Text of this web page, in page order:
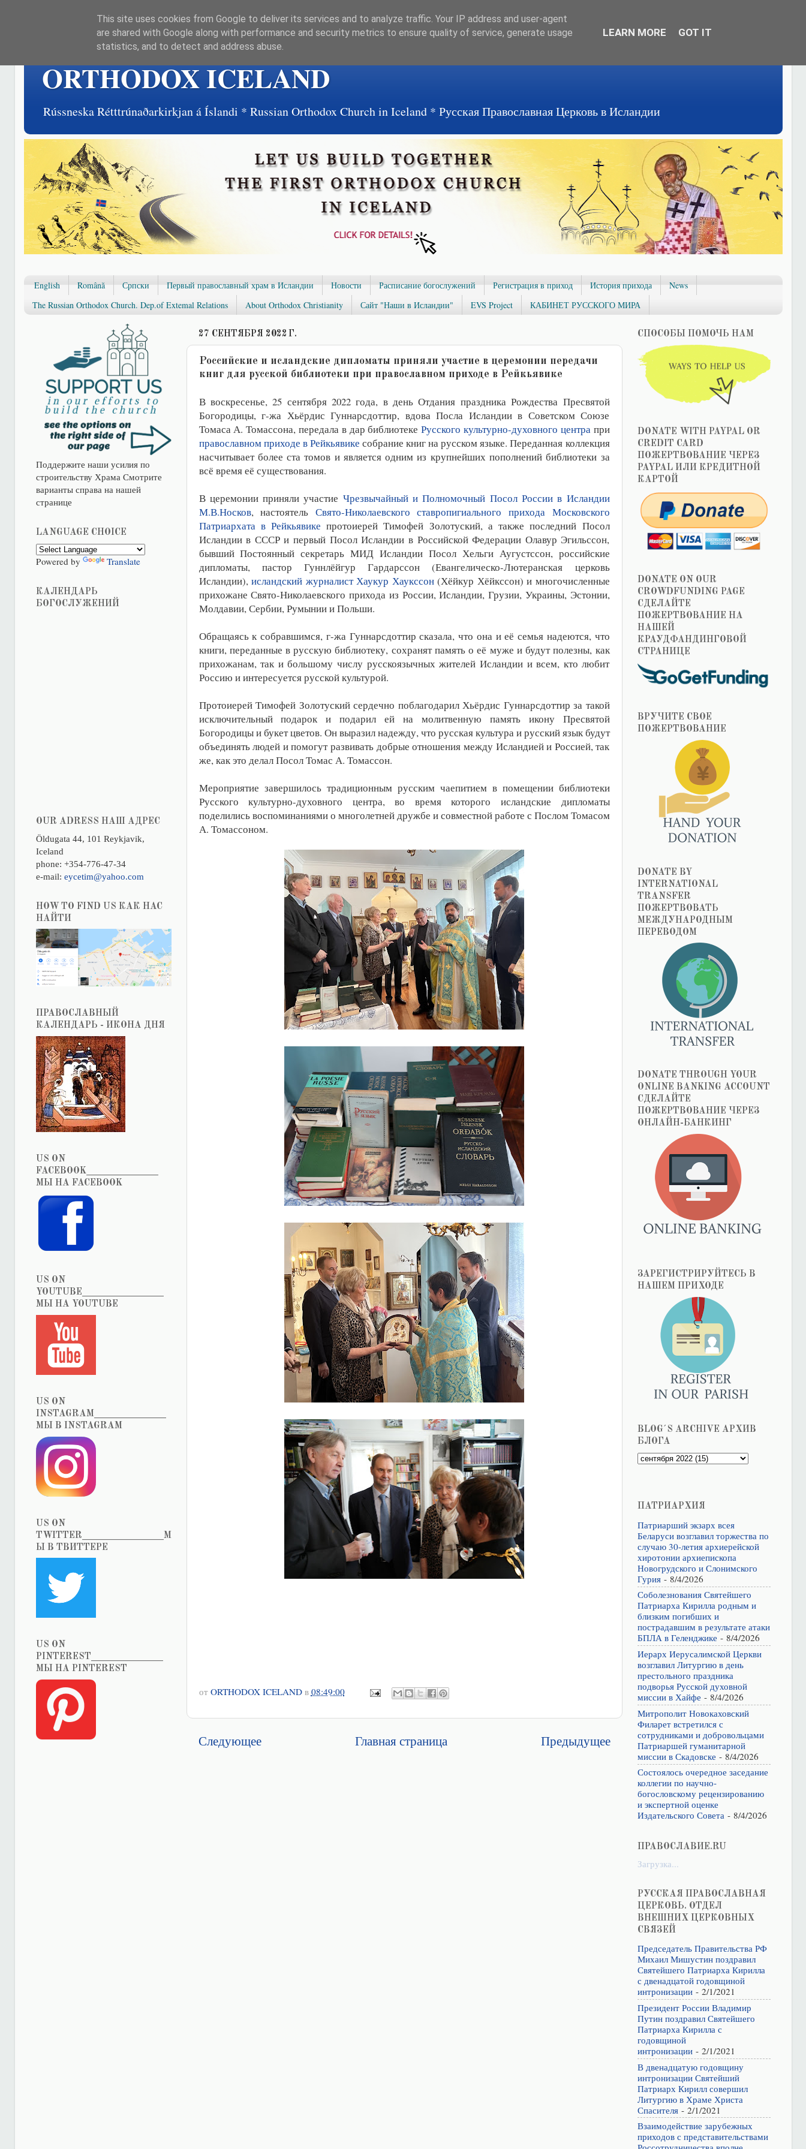
ORTHODOX ICELAND
Rússneska Rétttrúnaðarkirkjan á Íslandi * Russian Orthodox Church in Iceland * Русская Православная Церковь в Исландии
English Română Српски Первый православный храм в Исландии Новости Расписание богослужений Регистрация в приход История прихода
News
The Russian Orthodox Church. Dep.of Extemal Relations
About Orthodox Christianity Сайт "Наши в Исландии" EVS Project КАБИНЕТ РУССКОГО МИРА
27 СЕНТЯБРЯ 2022 Г.
Российские и исландские дипломаты приняли участие в церемонии передачи
книг для русской библиотеки при православном приходе в Рейкьявике
В воскресенье, 25 сентября 2022 года, в день Отдания праздника Рождества Пресвятой
Богородицы, г-жа Хьёрдис Гуннарсдоттир, вдова Посла Исландии в Советском Союзе
Томаса А. Томассона, передала в дар библиотекеРусского культурно-духовного центрапри
православном приходе в Рейкьявике собрание книг на русском языке. Переданная коллекция
насчитывает более ста томов и является одним из крупнейших пополнений библиотеки за
всё время её существования.
В церемонии приняли участие Чрезвычайный и Полномочный Посол России в Исландии
М.В.Носков, настоятель Свято-Николаевского ставропигиального прихода Московского
Патриархата в Рейкьявике протоиерей Тимофей Золотуский, а также последний Посол
Исландии в СССР и первый Посол Исландии в Российской Федерации Олавур Эгильссон,
бывший Постоянный секретарь МИД Исландии Посол Хельги Аугустссон, российские
дипломаты, пастор Гуннлёйгур Гардарссон (Евангелическо-Лютеранская церковь
Исландии), исландский журналист Хаукур Хаукссон(Хёйкур Хёйкссон) и многочисленные
прихожане Свято-Николаевского прихода из России, Исландии, Грузии, Украины, Эстонии,
Молдавии, Сербии, Румынии и Польши.
Обращаясь к собравшимся, г-жа Гуннарсдоттир сказала, что она и её семья надеются, что
книги, переданные в русскую библиотеку, сохранят память о её муже и будут полезны, как
прихожанам, так и большому числу русскоязычных жителей Исландии и всем, кто любит
Россию и интересуется русской культурой.
Протоиерей Тимофей Золотуский сердечно поблагодарил Хьёрдис Гуннарсдоттир за такой
исключительный подарок и подарил ей на молитвенную память икону Пресвятой
Богородицы и букет цветов. Он выразил надежду, что русская культура и русский язык будут
объединять людей и помогут развивать добрые отношения между Исландией и Россией, так
же, как это делал Посол Томас А. Томассон.
Мероприятие завершилось традиционным русским чаепитием в помещении библиотеки
Русского культурно-духовного центра, во время которого исландские дипломаты
поделились воспоминаниями о многолетней дружбе и совместной работе с Послом Томасом
А. Томассоном.
от ORTHODOX ICELAND в 08:49:00
Следующее Предыдущее
Главная страница
Поддержите наши усилия по
строительству Храма Смотрите
варианты справа на нашей
странице
LANGUAGE CHOICE
Powered by Translate
КАЛЕНДАРЬ
БОГОСЛУЖЕНИЙ
OUR ADRESS НАШ АДРЕС
Öldugata 44, 101 Reykjavik,
Iceland
phone: +354-776-47-34
e-mail: eycetim@yahoo.com
HOW TO FIND US КАК НАС
НАЙТИ
ПРАВОСЛАВНЫЙ
КАЛЕНДАРЬ - ИКОНА ДНЯ
US ON
FACEBOOK_______________
МЫ НА FACEBOOK
US ON
YOUTUBE_________________
МЫ НА YOUTUBE
US ON
INSTAGRAM_______________
МЫ В INSTAGRAM
US ON
TWITTER_________________М
Ы В ТВИТТЕРЕ
US ON
PINTEREST_______________
МЫ НА PINTEREST
СПОСОБЫ ПОМОЧЬ НАМ
DONATE WITH PAYPAL OR
CREDIT CARD
ПОЖЕРТВОВАНИЕ ЧЕРЕЗ
PAYPAL ИЛИ КРЕДИТНОЙ
КАРТОЙ
DONATE ON OUR
CROWDFUNDING PAGE
СДЕЛАЙТЕ
ПОЖЕРТВОВАНИЕ НА
НАШЕЙ
КРАУДФАНДИНГОВОЙ
СТРАНИЦЕ
ВРУЧИТЕ СВОЕ
ПОЖЕРТВОВАНИЕ
DONATE BY
INTERNATIONAL
TRANSFER
ПОЖЕРТВОВАТЬ
МЕЖДУНАРОДНЫМ
ПЕРЕВОДОМ
DONATE THROUGH YOUR
ONLINE BANKING ACCOUNT
СДЕЛАЙТЕ
ПОЖЕРТВОВАНИЕ ЧЕРЕЗ
ОНЛАЙН-БАНКИНГ
ЗАРЕГИСТРИРУЙТЕСЬ В
НАШЕМ ПРИХОДЕ
BLOG´S ARCHIVE АРХИВ
БЛОГА
ПАТРИАРХИЯ
Патриарший экзарх всея
Беларуси возглавил торжества по
случаю 30-летия архиерейской
хиротонии архиепископа
Новогрудского и Слонимского
Гурия- 8/4/2026
Соболезнования Святейшего
Патриарха Кирилла родным и
близким погибших и
пострадавшим в результате атаки
БПЛА в Геленджике - 8/4/2026
Иерарх Иерусалимской Церкви
возглавил Литургию в день
престольного праздника
подворья Русской духовной
миссии в Хайфе - 8/4/2026
Митрополит Новокаховский
Филарет встретился с
сотрудниками и добровольцами
Патриаршей гуманитарной
миссии в Скадовске - 8/4/2026
Состоялось очередное заседание
коллегии по научно-
богословскому рецензированию
и экспертной оценке
Издательского Совета- 8/4/2026
ПРАВОСЛАВИЕ.RU
Загрузка...
РУССКАЯ ПРАВОСЛАВНАЯ
ЦЕРКОВЬ. ОТДЕЛ
ВНЕШНИХ ЦЕРКОВНЫХ
СВЯЗЕЙ
Председатель Правительства РФ
Михаил Мишустин поздравил
Святейшего Патриарха Кирилла
с двенадцатой годовщиной
интронизации- 2/1/2021
Президент России Владимир
Путин поздравил Святейшего
Патриарха Кирилла с
годовщиной
интронизации- 2/1/2021
В двенадцатую годовщину
интронизации Святейший
Патриарх Кирилл совершил
Литургию в Храме Христа
Спасителя- 2/1/2021
Взаимодействие зарубежных
приходов с представительствами
This site uses cookies from Google to deliver its services and to analyze traffic. Your IP address and user-agent
are shared with Google along with performance and security metrics to ensure quality of service, generate usage
statistics, and to detect and address abuse.
LEARN MORE GOT IT